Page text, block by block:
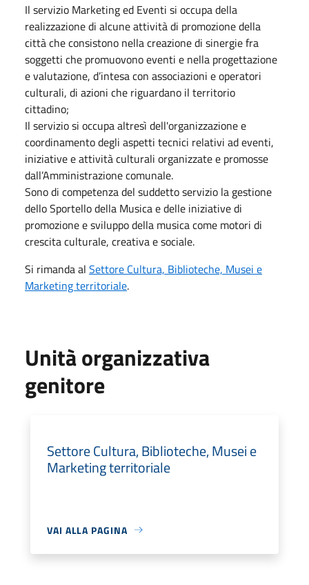
Il servizio Marketing ed Eventi si occupa della
realizzazione di alcune attività di promozione della
città che consistono nella creazione di sinergie fra
soggetti che promuovono eventi e nella progettazione
e valutazione, d’intesa con associazioni e operatori
culturali, di azioni che riguardano il territorio
cittadino;
Il servizio si occupa altresì dell'organizzazione e
coordinamento degli aspetti tecnici relativi ad eventi,
iniziative e attività culturali organizzate e promosse
dall’Amministrazione comunale.
Sono di competenza del suddetto servizio la gestione
dello Sportello della Musica e delle iniziative di
promozione e sviluppo della musica come motori di
crescita culturale, creativa e sociale.
Si rimanda al Settore Cultura, Biblioteche, Musei e
Marketing territoriale.
Unità organizzativa
genitore
Settore Cultura, Biblioteche, Musei e
Marketing territoriale
VAI ALLA PAGINA